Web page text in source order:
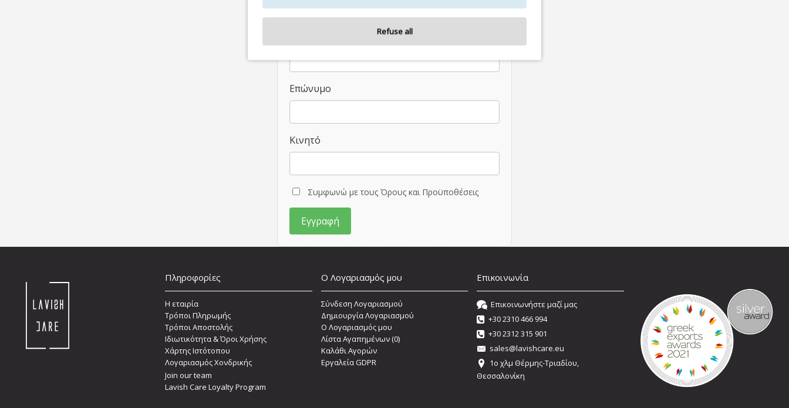
Επώνυμο
Κινητό
Συμφωνώ με τους Όρους και Προϋποθέσεις
Πληροφορίες
Η εταιρία
Τρόποι Πληρωμής
Τρόποι Αποστολής
Ιδιωτικότητα & Όροι Χρήσης
Χάρτης Ιστότοπου
Λογαριασμός Χονδρικής
Join our team
Lavish Care Loyalty Program
Ο Λογαριασμός μου
Σύνδεση Λογαριασμού
Δημιουργία Λογαριασμού
O Λογαριασμός μου
Λίστα Αγαπημένων (0)
Καλάθι Αγορών
Εργαλεία GDPR
Επικοινωνία
Επικοινωνήστε μαζί μας
+30 2310 466 994
+30 2312 315 901
sales@lavishcare.eu
1o χλμ Θέρμης-Τριαδίου,
Θεσσαλονίκη
Refuse all